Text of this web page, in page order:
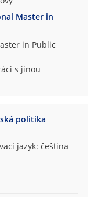
Master in
in Public
s jinou
politika
jazyk: čeština